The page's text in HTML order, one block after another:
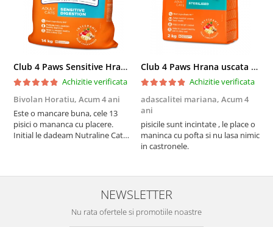
Club 4 Paws Sensitive Hrana uscata pisici adulte, 14kg
Achizitie verificata
Bivolan Horatiu, Acum 4 ani
Este o mancare buna, cele 13
pisici o mananca cu placere.
Initial le dadeam Nutraline Cat
nu o mananca cu placere. Eu
sunt multumit si voi continua cu
Club 4 Paws Hrana uscata pisici sterilizate, 2kg
Achizitie verificata
adascalitei mariana, Acum 4
ani
pisicile sunt incintate , le place o
maninca cu pofta si nu lasa nimic
in castronele.
NEWSLETTER
Nu rata ofertele si promotiile noastre